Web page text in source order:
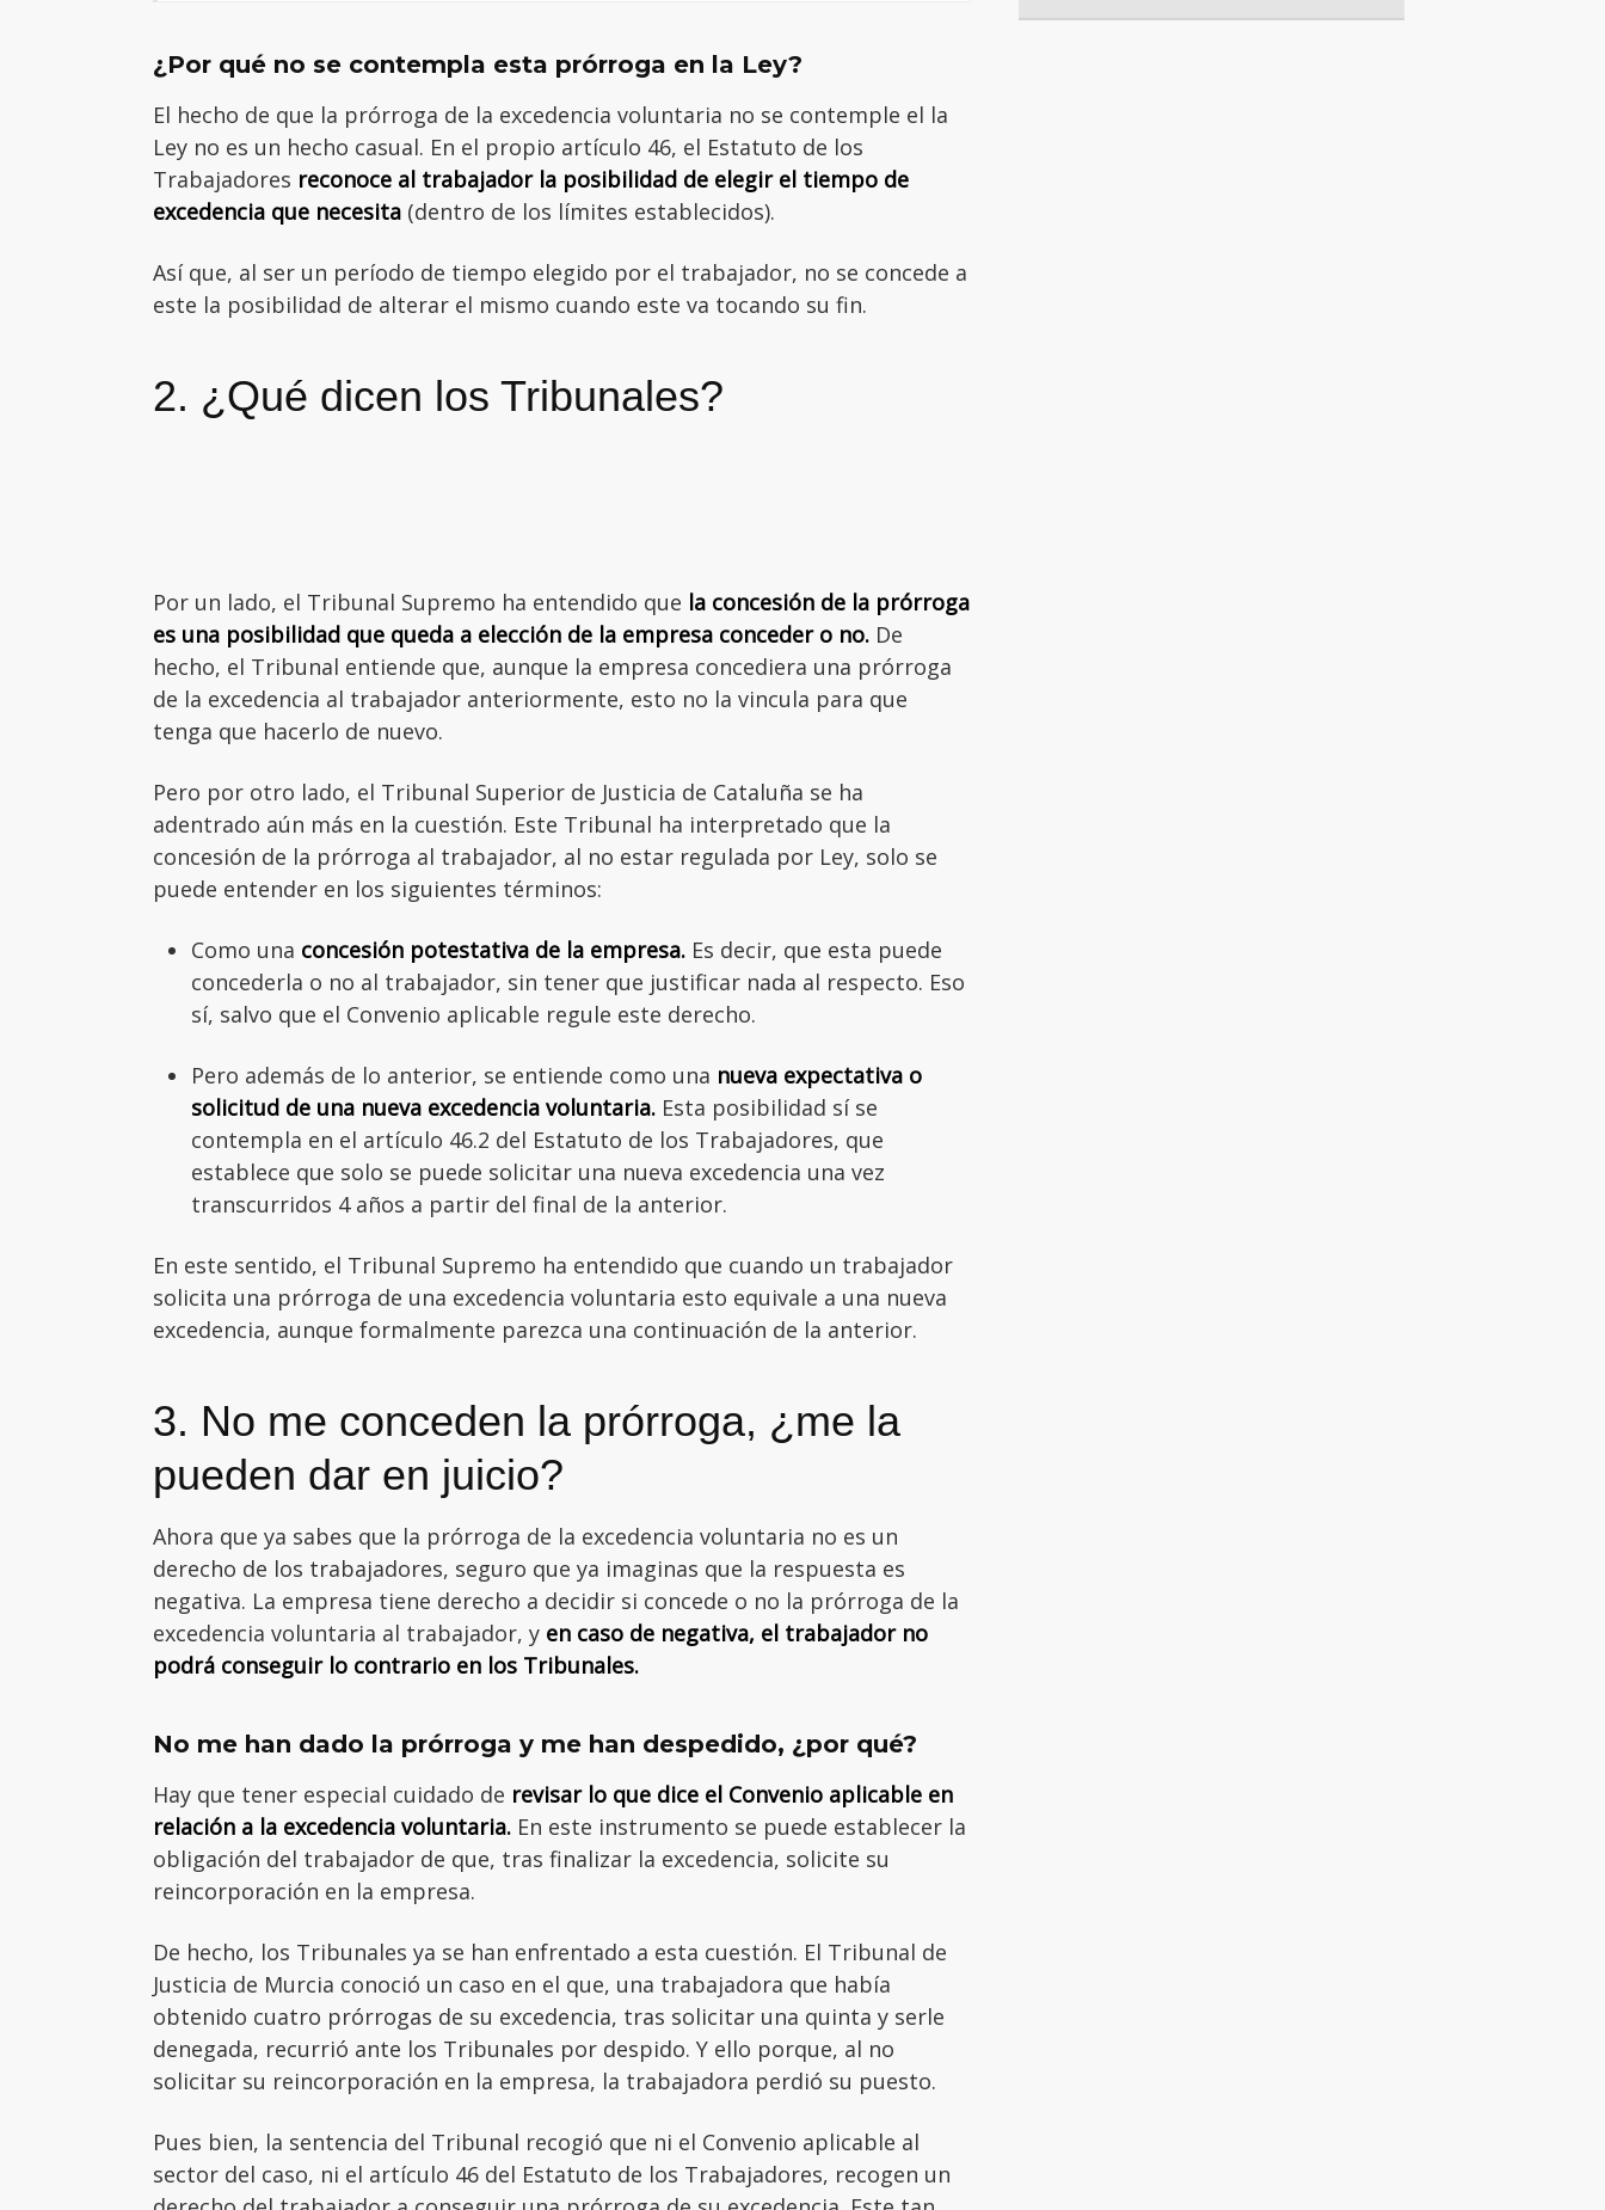
¿Por qué no se contempla esta prórroga en la Ley?
El hecho de que la prórroga de la excedencia voluntaria no se contemple el la
Ley no es un hecho casual. En el propio artículo 46, el Estatuto de los
Trabajadores reconoce al trabajador la posibilidad de elegir el tiempo de
excedencia que necesita (dentro de los límites establecidos).
Así que, al ser un período de tiempo elegido por el trabajador, no se concede a
este la posibilidad de alterar el mismo cuando este va tocando su fin.
2. ¿Qué dicen los Tribunales?
Por un lado, el Tribunal Supremo ha entendido que la concesión de la prórroga
es una posibilidad que queda a elección de la empresa conceder o no. De
hecho, el Tribunal entiende que, aunque la empresa concediera una prórroga
de la excedencia al trabajador anteriormente, esto no la vincula para que
tenga que hacerlo de nuevo.
Pero por otro lado, el Tribunal Superior de Justicia de Cataluña se ha
adentrado aún más en la cuestión. Este Tribunal ha interpretado que la
concesión de la prórroga al trabajador, al no estar regulada por Ley, solo se
puede entender en los siguientes términos:
Como una concesión potestativa de la empresa. Es decir, que esta puede
concederla o no al trabajador, sin tener que justificar nada al respecto. Eso
sí, salvo que el Convenio aplicable regule este derecho.
Pero además de lo anterior, se entiende como una nueva expectativa o
solicitud de una nueva excedencia voluntaria. Esta posibilidad sí se
contempla en el artículo 46.2 del Estatuto de los Trabajadores, que
establece que solo se puede solicitar una nueva excedencia una vez
transcurridos 4 años a partir del final de la anterior.
En este sentido, el Tribunal Supremo ha entendido que cuando un trabajador
solicita una prórroga de una excedencia voluntaria esto equivale a una nueva
excedencia, aunque formalmente parezca una continuación de la anterior.
3. No me conceden la prórroga, ¿me la
pueden dar en juicio?
Ahora que ya sabes que la prórroga de la excedencia voluntaria no es un
derecho de los trabajadores, seguro que ya imaginas que la respuesta es
negativa. La empresa tiene derecho a decidir si concede o no la prórroga de la
excedencia voluntaria al trabajador, y en caso de negativa, el trabajador no
podrá conseguir lo contrario en los Tribunales.
No me han dado la prórroga y me han despedido, ¿por qué?
Hay que tener especial cuidado de revisar lo que dice el Convenio aplicable en
relación a la excedencia voluntaria. En este instrumento se puede establecer la
obligación del trabajador de que, tras finalizar la excedencia, solicite su
reincorporación en la empresa.
De hecho, los Tribunales ya se han enfrentado a esta cuestión. El Tribunal de
Justicia de Murcia conoció un caso en el que, una trabajadora que había
obtenido cuatro prórrogas de su excedencia, tras solicitar una quinta y serle
denegada, recurrió ante los Tribunales por despido. Y ello porque, al no
solicitar su reincorporación en la empresa, la trabajadora perdió su puesto.
Pues bien, la sentencia del Tribunal recogió que ni el Convenio aplicable al
sector del caso, ni el artículo 46 del Estatuto de los Trabajadores, recogen un